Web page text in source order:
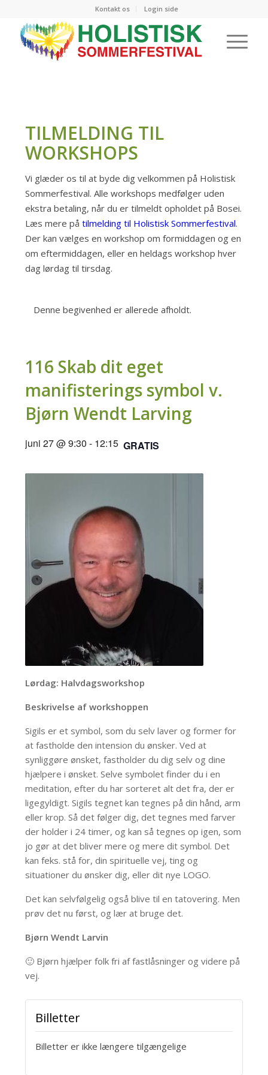
Kontakt os Login side
TILMELDING TIL
WORKSHOPS
Vi glæder os til at byde dig velkommen på Holistisk
Sommerfestival. Alle workshops medfølger uden
ekstra betaling, når du er tilmeldt opholdet på Bosei.
Læs mere på tilmelding til Holistisk Sommerfestival.
Der kan vælges en workshop om formiddagen og en
om eftermiddagen, eller en heldags workshop hver
dag lørdag til tirsdag.
Denne begivenhed er allerede afholdt.
116 Skab dit eget
manifisterings symbol v.
Bjørn Wendt Larving
juni 27 @ 9:30 - 12:15 GRATIS
Lørdag: Halvdagsworkshop
Beskrivelse af workshoppen
Sigils er et symbol, som du selv laver og former for
at fastholde den intension du ønsker. Ved at
synliggøre ønsket, fastholder du dig selv og dine
hjælpere i ønsket. Selve symbolet finder du i en
meditation, efter du har sorteret alt det fra, der er
ligegyldigt. Sigils tegnet kan tegnes på din hånd, arm
eller krop. Så det følger dig, det tegnes med farver
der holder i 24 timer, og kan så tegnes op igen, som
jo gør at det bliver mere og mere dit symbol. Det
kan feks. stå for, din spirituelle vej, ting og
situationer du ønsker dig, eller dit nye LOGO.
Det kan selvfølgelig også blive til en tatovering. Men
prøv det nu først, og lær at bruge det.
Bjørn Wendt Larvin
🙂 Bjørn hjælper folk fri af fastlåsninger og videre på
vej.
Billetter
Billetter er ikke længere tilgængelige